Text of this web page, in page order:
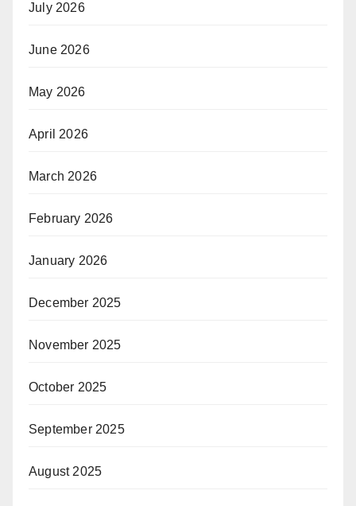
July 2026
June 2026
May 2026
April 2026
March 2026
February 2026
January 2026
December 2025
November 2025
October 2025
September 2025
August 2025